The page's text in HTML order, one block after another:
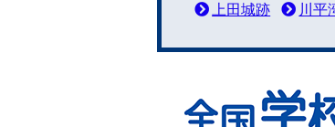
上田城跡
川平